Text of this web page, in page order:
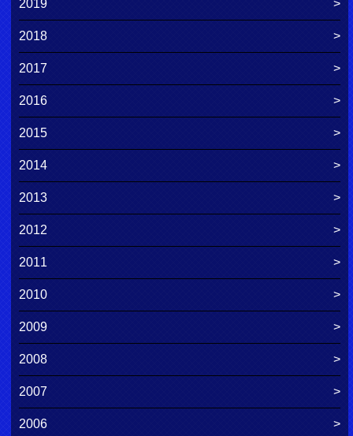
2019
2018
2017
2016
2015
2014
2013
2012
2011
2010
2009
2008
2007
2006